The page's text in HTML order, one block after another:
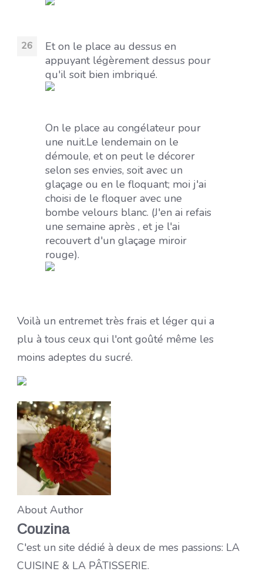
Et on le place au dessus en
appuyant légèrement dessus pour
qu'il soit bien imbriqué.
On le place au congélateur pour
une nuit.Le lendemain on le
démoule, et on peut le décorer
selon ses envies, soit avec un
glaçage ou en le floquant; moi j'ai
choisi de le floquer avec une
bombe velours blanc. (J'en ai refais
une semaine après , et je l'ai
recouvert d'un glaçage miroir
rouge).
Voilà un entremet très frais et léger qui a
plu à tous ceux qui l'ont goûté même les
moins adeptes du sucré.
About Author
Couzina
C'est un site dédié à deux de mes passions: LA
CUISINE & LA PÂTISSERIE.